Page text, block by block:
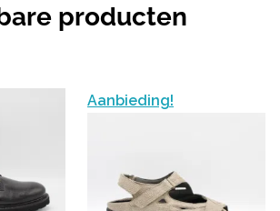
producten
Aanbieding!